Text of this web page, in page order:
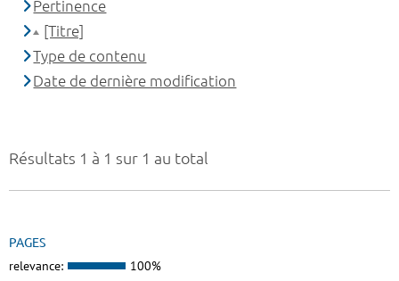
Résultats 1 à 1 sur 1 au total
PAGES
relevance: 100%
Pertinence
[Titre]
Type de contenu
Date de dernière modification